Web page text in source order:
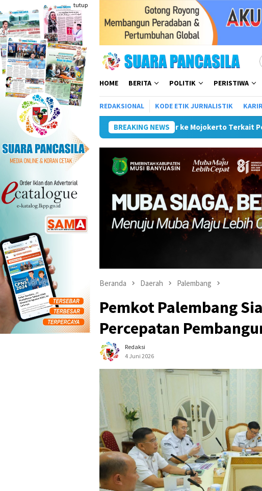
ke
konten
tutup
HOME BERITA POLITIK PERISTIWA
REDAKSIONAL KODE ETIK JURNALISTIK
BREAKING NEWS
Wali Kota Kunker ke Mojokerto Terkait Penyelenggaraan
Beranda Daerah Palembang
Pemkot Palembang
Percepatan
Redaksi
4 Juni 2026